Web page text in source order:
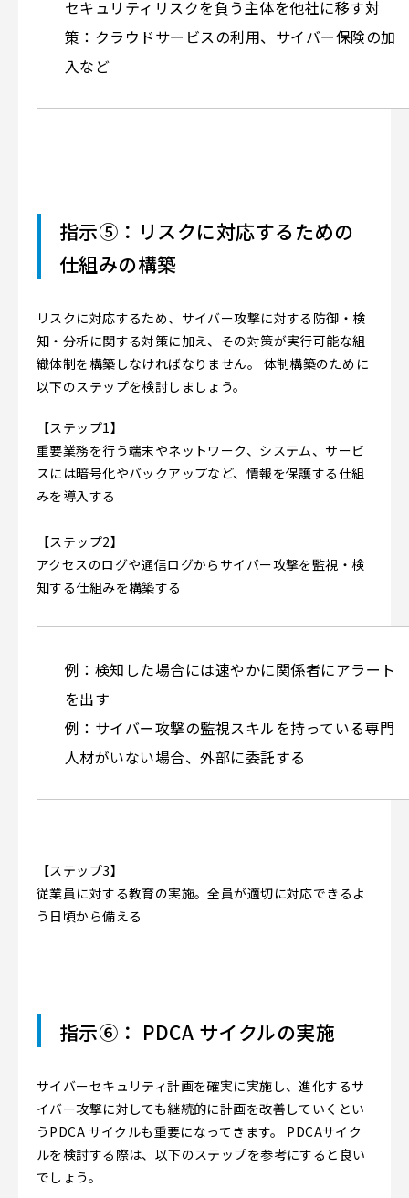
セキュリティリスクを負う主体を他社に移す対
策：クラウドサービスの利用、サイバー保険の加
入など
指示⑤：リスクに対応するための
仕組みの構築
リスクに対応するため、サイバー攻撃に対する防御・検
知・分析に関する対策に加え、その対策が実行可能な組
織体制を構築しなければなりません。 体制構築のために
以下のステップを検討しましょう。
【ステップ1】
重要業務を行う端末やネットワーク、システム、サービ
スには暗号化やバックアップなど、情報を保護する仕組
みを導入する
【ステップ2】
アクセスのログや通信ログからサイバー攻撃を監視・検
知する仕組みを構築する
例：検知した場合には速やかに関係者にアラート
を出す
例：サイバー攻撃の監視スキルを持っている専門
人材がいない場合、外部に委託する
【ステップ3】
従業員に対する教育の実施。全員が適切に対応できるよ
う日頃から備える
指示⑥： PDCA サイクルの実施
サイバーセキュリティ計画を確実に実施し、進化するサ
イバー攻撃に対しても継続的に計画を改善していくとい
うPDCA サイクルも重要になってきます。 PDCAサイク
ルを検討する際は、以下のステップを参考にすると良い
でしょう。